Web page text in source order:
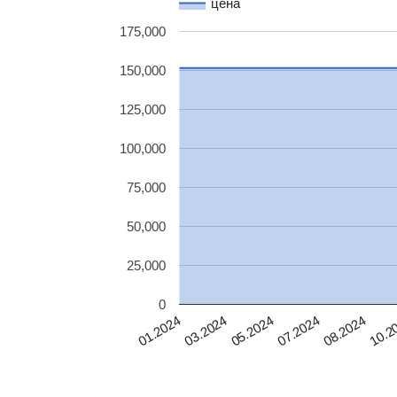
01.202403.202405.202407.202408.2024
0
25,000
50,000
75,000
100,000
125,000
150,000
175,000